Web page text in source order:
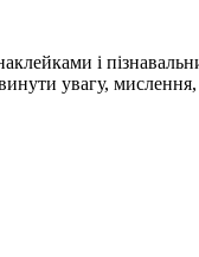
і
увагу,